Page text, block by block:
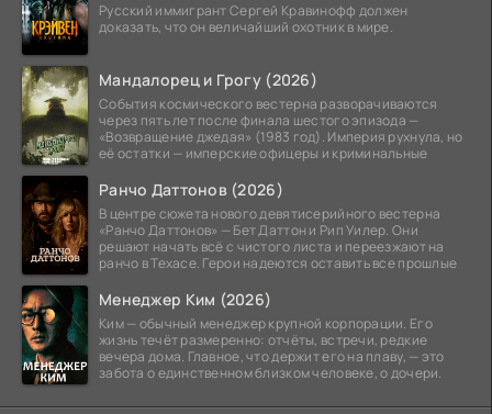
Русский иммигрант Сергей Кравинофф должен
доказать, что он величайший охотник в мире.
Мандалорец и Грогу (2026)
События космического вестерна разворачиваются
через пять лет после финала шестого эпизода —
«Возвращение джедая» (1983 год). Империя рухнула, но
её остатки — имперские офицеры и криминальные
Ранчо Даттонов (2026)
В центре сюжета нового девятисерийного вестерна
«Ранчо Даттонов» — Бет Даттон и Рип Уилер. Они
решают начать всё с чистого листа и переезжают на
ранчо в Техасе. Герои надеются оставить все прошлые
Менеджер Ким (2026)
Ким — обычный менеджер крупной корпорации. Его
жизнь течёт размеренно: отчёты, встречи, редкие
вечера дома. Главное, что держит его на плаву, — это
забота о единственном близком человеке, о дочери.